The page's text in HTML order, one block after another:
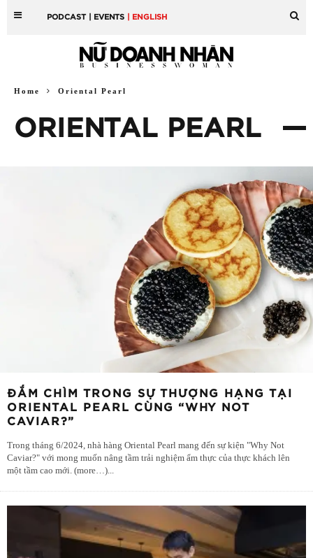
PODCAST | EVENTS | ENGLISH
Home Oriental Pearl
ORIENTAL PEARL
ĐẮM CHÌM TRONG SỰ THƯỢNG HẠNG TẠI
ORIENTAL PEARL CÙNG “WHY NOT
CAVIAR?”
Trong tháng 6/2024, nhà hàng Oriental Pearl mang đến sự kiện "Why Not
Caviar?" với mong muốn nâng tầm trải nghiệm ẩm thực của thực khách lên
một tầm cao mới. (more…)...